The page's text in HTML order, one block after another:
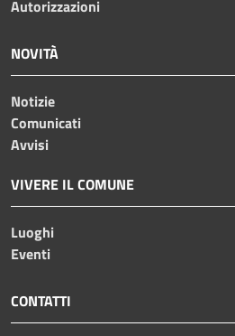
Autorizzazioni
NOVITÀ
Notizie
Comunicati
Avvisi
VIVERE IL COMUNE
Luoghi
Eventi
CONTATTI